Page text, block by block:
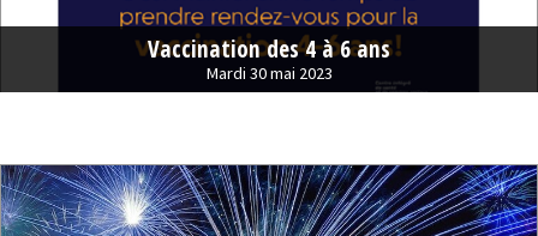
Vaccination des 4 à 6 ans
Mardi 30 mai 2023